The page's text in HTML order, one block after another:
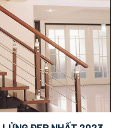
cầu thang sắt xếp gọn để
căn nhà của bạn.